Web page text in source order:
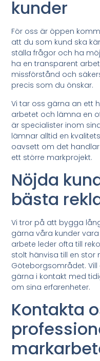
kunder
För oss är öppen
att du som kund ska
ställa frågor och ha
ha en transparent
missförstånd och
precis som du önskar.
Vi tar oss gärna an ett
arbetet och lämna en
är specialister inom
lämnar alltid en
oavsett om det
ett större markprojekt.
Nöjda
bästa
Vi tror på att bygga
gärna våra kunder
arbete leder ofta till
stolt hänvisa till en stor
Göteborgsområdet.
gärna i kontakt med
om sina erfarenheter.
Kontakta